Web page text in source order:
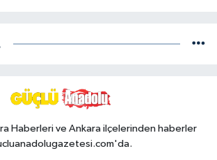
Haberleri ve Ankara ilçelerinden haberler